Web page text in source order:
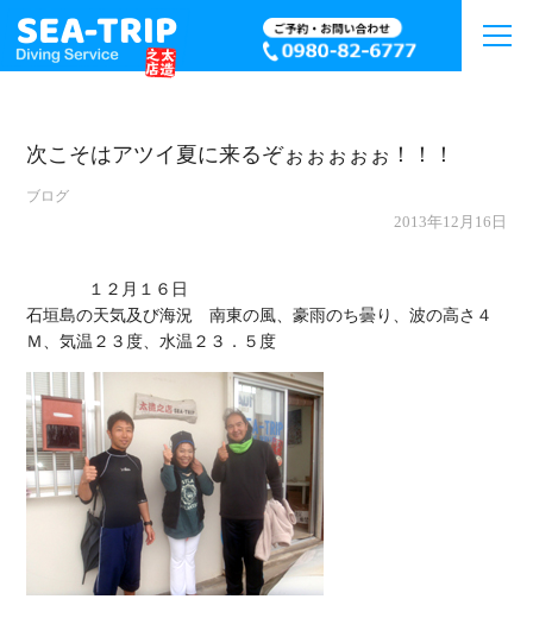
次こそはアツイ夏に来るぞぉぉぉぉぉ！！！
ブログ
2013年12月16日
石垣島の天気及び海況　南東の風、豪雨のち曇り、波の高さ４